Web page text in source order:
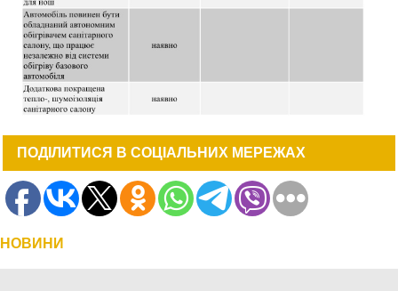
ПОДІЛИТИСЯ В СОЦІАЛЬНИХ МЕРЕЖАХ
НОВИНИ